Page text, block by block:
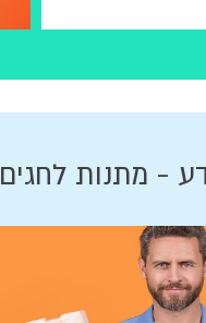
- מתנות לחגים